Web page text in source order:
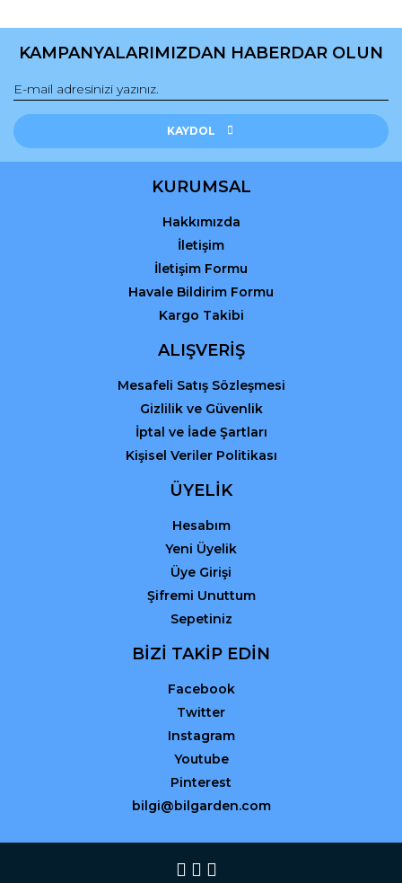
KAMPANYALARIMIZDAN HABERDAR OLUN
KAYDOL
KURUMSAL
Hakkımızda
İletişim
İletişim Formu
Havale Bildirim Formu
Kargo Takibi
ALIŞVERİŞ
Mesafeli Satış Sözleşmesi
Gizlilik ve Güvenlik
İptal ve İade Şartları
Kişisel Veriler Politikası
ÜYELİK
Hesabım
Yeni Üyelik
Üye Girişi
Şifremi Unuttum
Sepetiniz
BİZİ TAKİP EDİN
Facebook
Twitter
Instagram
Youtube
Pinterest
bilgi@bilgarden.com